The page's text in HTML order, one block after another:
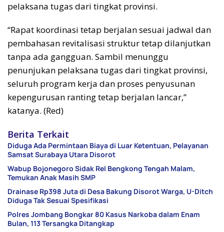
pelaksana tugas dari tingkat provinsi.
“Rapat koordinasi tetap berjalan sesuai jadwal dan
pembahasan revitalisasi struktur tetap dilanjutkan
tanpa ada gangguan. Sambil menunggu
penunjukan pelaksana tugas dari tingkat provinsi,
seluruh program kerja dan proses penyusunan
kepengurusan ranting tetap berjalan lancar,”
katanya. (Red)
Berita Terkait
Diduga Ada Permintaan Biaya di Luar Ketentuan, Pelayanan
Samsat Surabaya Utara Disorot
Wabup Bojonegoro Sidak Rel Bengkong Tengah Malam,
Temukan Anak Masih SMP
Drainase Rp398 Juta di Desa Bakung Disorot Warga, U-Ditch
Diduga Tak Sesuai Spesifikasi
Polres Jombang Bongkar 80 Kasus Narkoba dalam Enam
Bulan, 113 Tersangka Ditangkap